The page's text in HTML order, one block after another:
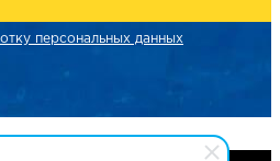
персональных данных